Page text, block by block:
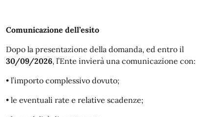
Comunicazione dell’esito
Dopo la presentazione della domanda, ed entro il
30/09/2026, l’Ente invierà una comunicazione con:
• l’importo complessivo dovuto;
• le eventuali rate e relative scadenze;